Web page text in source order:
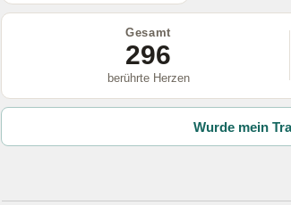
Gesamt
296
berührte Herzen
Wurde mein